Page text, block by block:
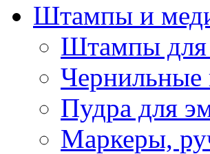
Штампы и
Штампы для
Пудра для
Маркеры,